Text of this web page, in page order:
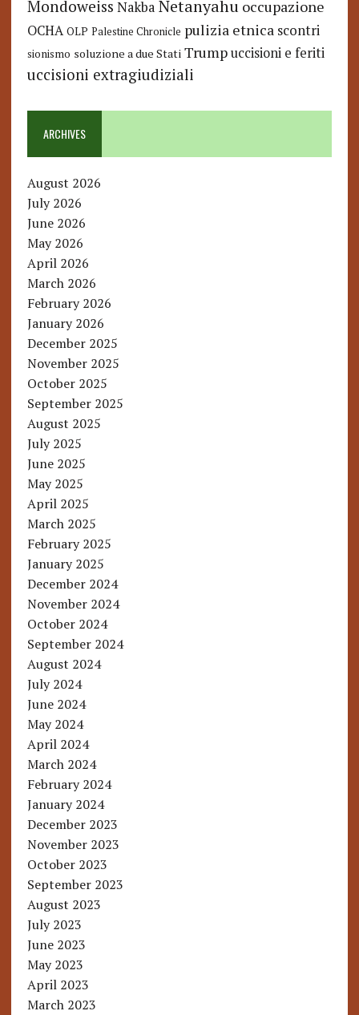
Mondoweiss Nakba Netanyahu occupazione
OCHA OLP Palestine Chronicle pulizia etnica scontri
sionismo soluzione a due Stati Trump uccisioni e feriti
uccisioni extragiudiziali
ARCHIVES
August 2026
July 2026
June 2026
May 2026
April 2026
March 2026
February 2026
January 2026
December 2025
November 2025
October 2025
September 2025
August 2025
July 2025
June 2025
May 2025
April 2025
March 2025
February 2025
January 2025
December 2024
November 2024
October 2024
September 2024
August 2024
July 2024
June 2024
May 2024
April 2024
March 2024
February 2024
January 2024
December 2023
November 2023
October 2023
September 2023
August 2023
July 2023
June 2023
May 2023
April 2023
March 2023